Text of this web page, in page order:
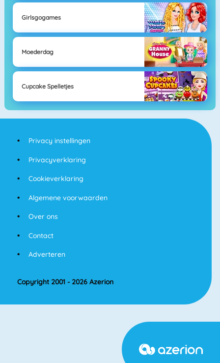
Girlsgogames
Moederdag
Cupcake Spelletjes
Privacy instellingen
Privacyverklaring
Cookieverklaring
Algemene voorwaarden
Over ons
Contact
Adverteren
Copyright 2001 - 2026 Azerion